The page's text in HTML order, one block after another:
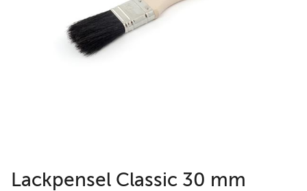
Lackpensel Classic 30 mm